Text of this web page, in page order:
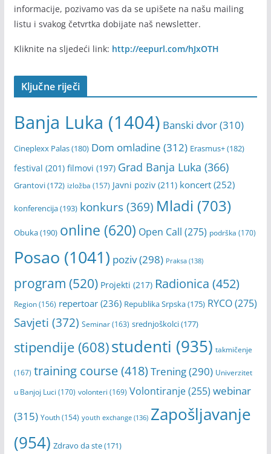
informacije, pozivamo vas da se upišete na našu mailing
listu i svakog četvrtka dobijate naš newsletter.
Kliknite na sljedeći link: http://eepurl.com/hJxOTH
Ključne riječi
Banja Luka (1404) Banski dvor(310)
Cineplexx Palas(180) Dom omladine (312) Erasmus+(182)
festival (201) filmovi (197) Grad Banja Luka (366)
Grantovi(172) izložba (157) Javni poziv(211) koncert(252)
konferencija(193) konkurs(369) Mladi (703)
Obuka(190) online (620) Open Call (275) podrška (170)
Posao (1041) poziv(298) Praksa(138)
program (520) Projekti (217) Radionica (452)
Region(156) repertoar(236) Republika Srpska(175) RYCO(275)
Savjeti (372) Seminar(163) srednjoškolci(177)
stipendije(608)studenti (935) takmičenje
(167) training course(418) Trening(290) Univerzitet
u Banjoj Luci (170) volonteri (169) Volontiranje(255) webinar
(315) Youth(154) youth exchange(136) Zapošljavanje
(954) Zdravo da ste(171)